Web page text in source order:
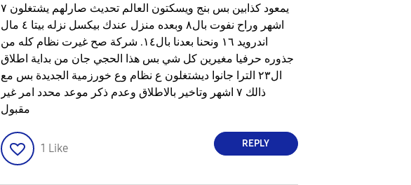
يمعود كذابين بس بنج ويسكتون العالم تحديث صارلهم يشتغلون ٧
اشهر وراح نفوت بال٨ وبعده منزل عندك بيكسل نزله بيتا ٤ مال
اندرويد ١٦ ونحنا بعدنا بال١٤. شركة صح غيرت نظام كله من
جذوره حرفيا مغيرين كل شي بس هذا الحجي جان من بداية اطلاق
ال٢٣ الترا جانوا ديشتغلون ع نظام وع خورزمية الجديدة بس مع
ذالك ٧ اشهر وتاخير بالاطلاق وعدم ذكر موعد محدد امر غير
مقبول
1 Like REPLY